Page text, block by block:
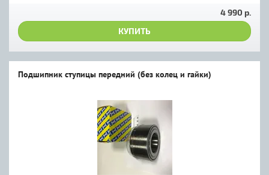
4 990 р.
КУПИТЬ
Подшипник ступицы передний (без колец и гайки)